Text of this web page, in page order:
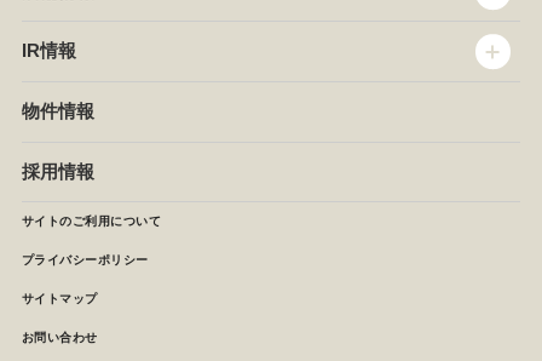
企業情報
セントラルキッチン
NEWS
椿屋珈琲
イタリアンダイニングDONA
店舗検索
IR情報
IRニュース
月次報告
決算短信
株主の皆様へ
よくあるご質問 (株主優待制度)
物件情報
採用情報
サイトのご利用について
プライバシーポリシー
サイトマップ
お問い合わせ